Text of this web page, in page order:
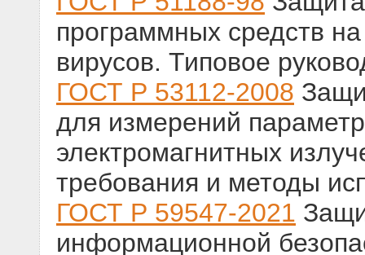
программных средств
вирусов. Типовое
ГОСТ Р 53112-2008
для измерений
электромагнитных
требования и методы
ГОСТ Р 59547-2021
информационной